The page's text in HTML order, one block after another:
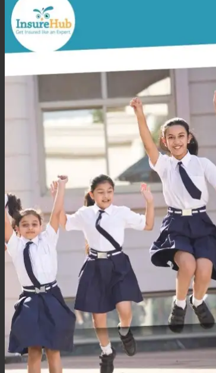
ประกันวางแผนคลอดบุตร
ประกันเดินทาง
ประกันเดินทางต่างประเทศ
ประกันเดินทางในประเทศ
ประกันภัย
ประกันรถยนต์
พ.ร.บ. รถยนต์
ประกันอัคคีภัย
ประกันอุบัติเหตุ
ประกันสัตว์เลี้ยง
ลูกค้าองค์กร
ประกันความเสี่ยงภัยทรัพย์สิน (IAR)
ประกันกลุ่มองค์กร
ประกันคีย์แมน
ค้นหาประกันสุขภาพ
โปรโมชั่น
บทความ
ติดต่อเรา
สมัครตัวแทน
เข้าสู่ระบบตัวแทน